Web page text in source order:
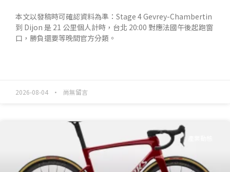
本文以發稿時可確認資料為準：Stage 4 Gevrey-Chambertin
到 Dijon 是 21 公里個人計時，台北 20:00 對應法國午後起跑窗
口，勝負還要等晚間官方分類。
2026-08-04 尚無留言